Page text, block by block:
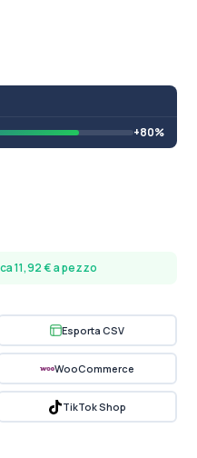
+80%
11,92 € a pezzo
Esporta CSV
WooCommerce
TikTok Shop